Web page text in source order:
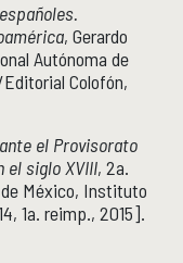
, Gerardo
Autónoma de
Colofón,
el Provisorato
el siglo XVIII, 2a.
México, Instituto
1a. reimp., 2015].